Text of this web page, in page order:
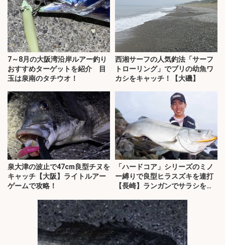
7～8月の大阪湾沿岸ルアー釣り
おすすめターゲットを紹介 目
玉は泉南のタチウオ！
西湘サーフの人気釣法「サーフ
トローリング」でブリの幼魚ワ
カシをキャッチ！【大磯】
泉大津の波止で47cm良型チヌを
キャッチ【大阪】ライトルアー
ゲームで攻略！
「ハードコア」シリーズのミノ
ー縛りで良型ヒラスズキを連打
【長崎】ランガンでサラシを攻